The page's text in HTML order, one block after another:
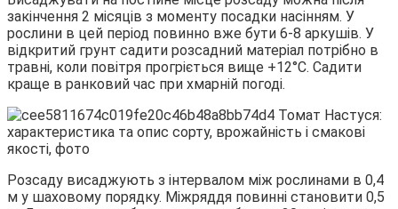
закінчення 2 місяців з моменту посадки насінням. У
рослини в цей період повинно вже бути 6-8 аркушів. У
відкритий грунт садити розсадний матеріал потрібно в
травні, коли повітря прогріється вище +12°С. Садити
краще в ранковий час при хмарній погоді.
Розсаду висаджують з інтервалом між рослинами в 0,4
м у шаховому порядку. Міжряддя повинні становити 0,5